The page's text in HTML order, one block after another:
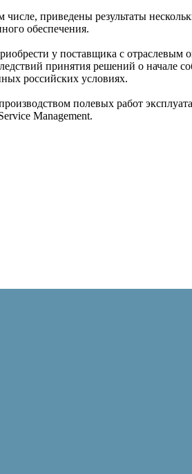
приведены результаты
обеспечения.
у поставщика с отраслевым
принятия решений о начале
российских условиях.
полевых работ
Management.